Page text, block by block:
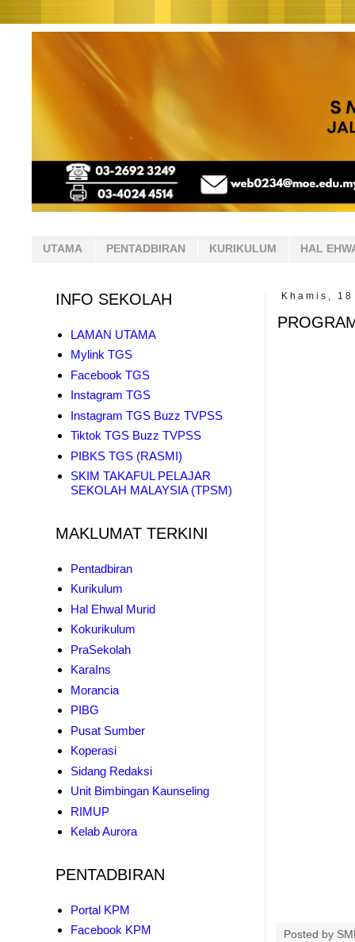
UTAMA PENTADBIRAN KURIKULUM HAL
Khamis,
Posted by
INFO SEKOLAH
LAMAN UTAMA
Mylink TGS
Facebook TGS
Instagram TGS
Instagram TGS Buzz TVPSS
Tiktok TGS Buzz TVPSS
PIBKS TGS (RASMI)
SKIM TAKAFUL PELAJAR
SEKOLAH MALAYSIA (TPSM)
MAKLUMAT TERKINI
Pentadbiran
Kurikulum
Hal Ehwal Murid
Kokurikulum
PraSekolah
KaraIns
Morancia
PIBG
Pusat Sumber
Koperasi
Sidang Redaksi
Unit Bimbingan Kaunseling
RIMUP
Kelab Aurora
PENTADBIRAN
Portal KPM
Facebook KPM